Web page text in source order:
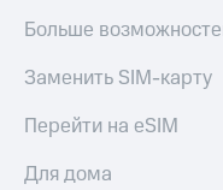
Больше
Заменить SIM-карту
Перейти на eSIM
Для дома